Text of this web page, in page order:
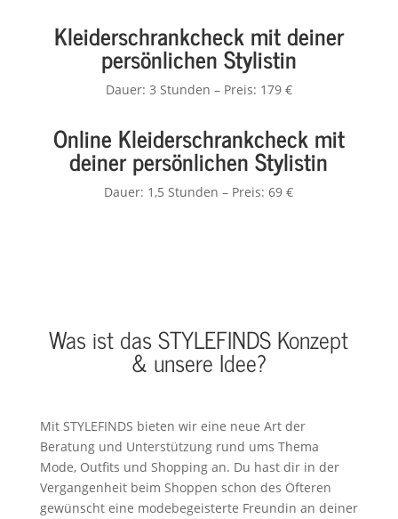
Kleiderschrankcheck mitdeiner
persönlichenStylistin
Dauer: 3 Stunden – Preis: 179 €
Online Kleiderschrankcheck mit
deiner persönlichenStylistin
Dauer: 1,5 Stunden – Preis: 69 €
Was ist das STYLEFINDS Konzept
& unsere Idee?
Mit STYLEFINDS bieten wir eine neue Art der
Beratung und Unterstützung rund ums Thema
Mode, Outfits und Shopping an. Du hast dir in der
Vergangenheit beim Shoppen schon des Öfteren
gewünscht eine modebegeisterte Freundin an deiner